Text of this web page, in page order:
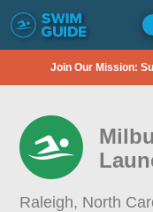
Join Our Mission:
Raleigh, North